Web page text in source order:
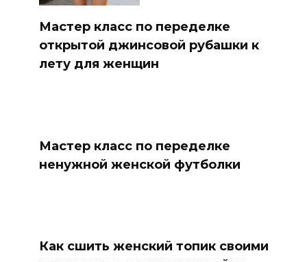
Мастер класс по переделке
открытой джинсовой рубашки к
лету для женщин
Мастер класс по переделке
ненужной женской футболки
Как сшить женский топик своими